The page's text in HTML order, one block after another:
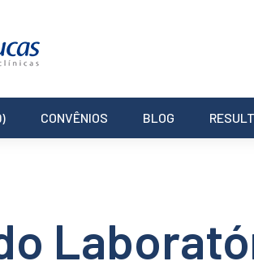
CONVÊNIOS BLOG